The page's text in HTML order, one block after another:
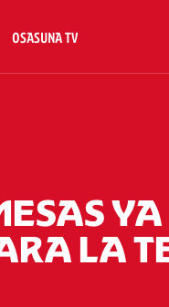
OSASUNA TV
LA